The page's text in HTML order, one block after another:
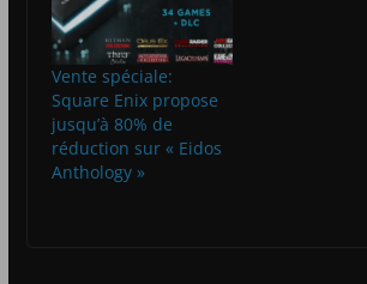
Vente spéciale:
Square Enix propose
jusqu’à 80% de
réduction sur « Eidos
Anthology »